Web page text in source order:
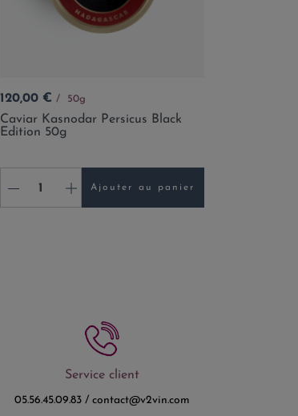
Prix
120,00 € 50g
Caviar Kasnodar Persicus Black
Edition 50g
- + Ajouter au panier
Service client
05.56.45.09.83 / contact@v2vin.com